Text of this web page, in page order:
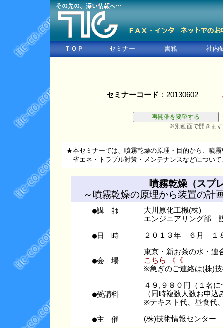
ＴＯＰ セミナー 書籍 社内
セミナーコード ：20130602
※別画面で開きます
★本セミナーでは、噴霧乾燥の原理・目的から、噴
省エネ・トラブル対策・メンテナンスなどについ
噴霧乾燥（スプ
～噴霧乾燥の原理から装置の計
●講 師
大川原化工機(株)
エンジニアリング部
●日 時 ２０１３年 ６月 １
●会 場
東京・新お茶の水・
こちら 《《
※急ぎのご連絡は(株)
●受講料
４９,９８０円（１名に
（同時複数人数お申
※テキスト代、昼食代
●主 催 (株)技術情報センター